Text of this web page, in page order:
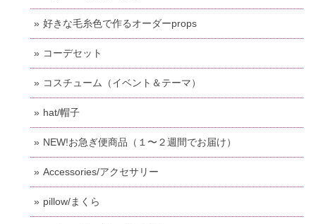
好きな毛糸色で作るオーダーprops
コーデセット
コスチューム（イベント＆テーマ）
hat/帽子
NEW!お急ぎ便商品（１〜２週間でお届け）
Accessories/アクセサリー
pillow/まくら